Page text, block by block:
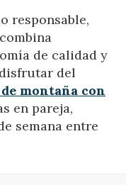
responsable,
combina
de calidad y
del
montaña con
en pareja,
semana entre
información
del usuario
de sus hábitos de
conocer los hábitos
publicidad
del usuario.